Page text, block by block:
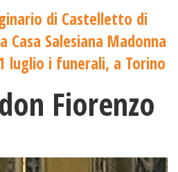
di Castelletto di
Casa Salesiana Madonna
luglio i funerali, a Torino
Fiorenzo